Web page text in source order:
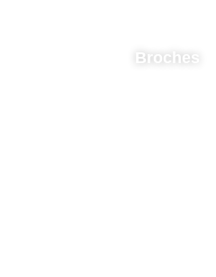
Broches